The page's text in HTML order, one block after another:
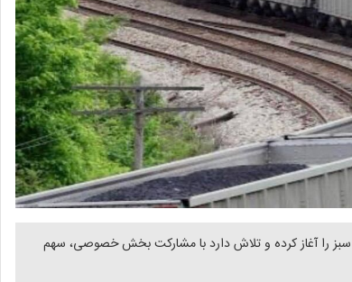
را آغاز کرده و تلاش دارد با مشارکت بخش خصوصی، سهم